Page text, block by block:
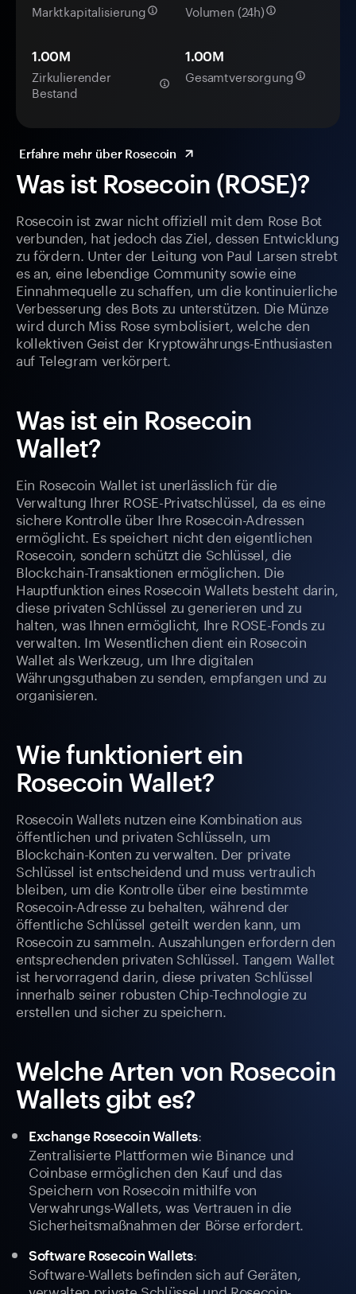
Was ist Rosecoin (ROSE)?
Rosecoin ist zwar nicht offiziell mit dem Rose Bot
verbunden, hat jedoch das Ziel, dessen Entwicklung
zu fördern. Unter der Leitung von Paul Larsen strebt
es an, eine lebendige Community sowie eine
Einnahmequelle zu schaffen, um die kontinuierliche
Verbesserung des Bots zu unterstützen. Die Münze
wird durch Miss Rose symbolisiert, welche den
kollektiven Geist der Kryptowährungs-Enthusiasten
auf Telegram verkörpert.
Was ist ein Rosecoin
Wallet?
Ein Rosecoin Wallet ist unerlässlich für die
Verwaltung Ihrer ROSE-Privatschlüssel, da es eine
sichere Kontrolle über Ihre Rosecoin-Adressen
ermöglicht. Es speichert nicht den eigentlichen
Rosecoin, sondern schützt die Schlüssel, die
Blockchain-Transaktionen ermöglichen. Die
Hauptfunktion eines Rosecoin Wallets besteht darin,
diese privaten Schlüssel zu generieren und zu
halten, was Ihnen ermöglicht, Ihre ROSE-Fonds zu
verwalten. Im Wesentlichen dient ein Rosecoin
Wallet als Werkzeug, um Ihre digitalen
Währungsguthaben zu senden, empfangen und zu
organisieren.
Wie funktioniert ein
Rosecoin Wallet?
Rosecoin Wallets nutzen eine Kombination aus
öffentlichen und privaten Schlüsseln, um
Blockchain-Konten zu verwalten. Der private
Schlüssel ist entscheidend und muss vertraulich
bleiben, um die Kontrolle über eine bestimmte
Rosecoin-Adresse zu behalten, während der
öffentliche Schlüssel geteilt werden kann, um
Rosecoin zu sammeln. Auszahlungen erfordern den
entsprechenden privaten Schlüssel. Tangem Wallet
ist hervorragend darin, diese privaten Schlüssel
innerhalb seiner robusten Chip-Technologie zu
erstellen und sicher zu speichern.
Welche Arten von Rosecoin
Wallets gibt es?
Exchange Rosecoin Wallets:
Zentralisierte Plattformen wie Binance und
Coinbase ermöglichen den Kauf und das
Speichern von Rosecoin mithilfe von
Verwahrungs-Wallets, was Vertrauen in die
Sicherheitsmaßnahmen der Börse erfordert.
Software Rosecoin Wallets:
Software-Wallets befinden sich auf Geräten,
Marktkapitalisierung Volumen (24h)
1.00M
Zirkulierender
Bestand
1.00M
Gesamtversorgung
Erfahre mehr über Rosecoin